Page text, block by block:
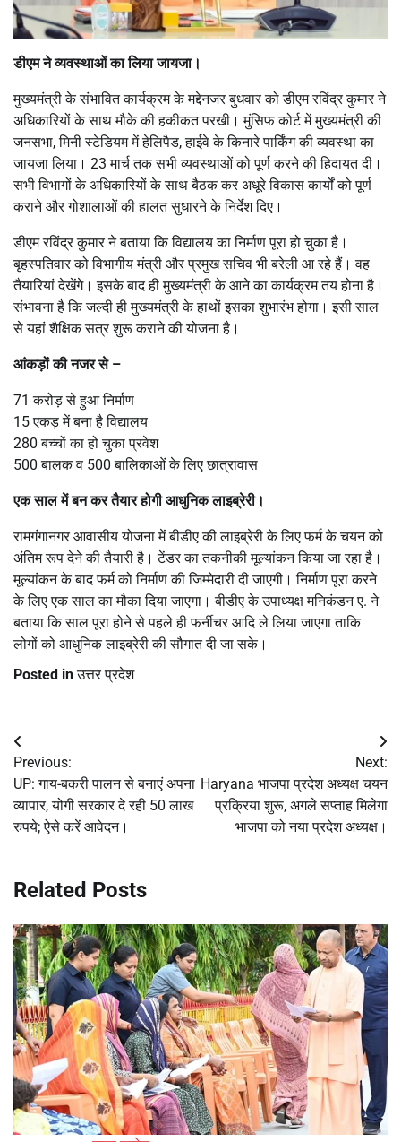
डीएम ने व्यवस्थाओं का लिया जायजा।
मुख्यमंत्री के संभावित कार्यक्रम के मद्देनजर बुधवार को डीएम रविंद्र कुमार ने
अधिकारियों के साथ मौके की हकीकत परखी। मुंसिफ कोर्ट में मुख्यमंत्री की
जनसभा, मिनी स्टेडियम में हेलिपैड, हाईवे के किनारे पार्किंग की व्यवस्था का
जायजा लिया। 23 मार्च तक सभी व्यवस्थाओं को पूर्ण करने की हिदायत दी।
सभी विभागों के अधिकारियों के साथ बैठक कर अधूरे विकास कार्यों को पूर्ण
कराने और गोशालाओं की हालत सुधारने के निर्देश दिए।
डीएम रविंद्र कुमार ने बताया कि विद्यालय का निर्माण पूरा हो चुका है।
बृहस्पतिवार को विभागीय मंत्री और प्रमुख सचिव भी बरेली आ रहे हैं। वह
तैयारियां देखेंगे। इसके बाद ही मुख्यमंत्री के आने का कार्यक्रम तय होना है।
संभावना है कि जल्दी ही मुख्यमंत्री के हाथों इसका शुभारंभ होगा। इसी साल
से यहां शैक्षिक सत्र शुरू कराने की योजना है।
आंकड़ों की नजर से –
71 करोड़ से हुआ निर्माण
15 एकड़ में बना है विद्यालय
280 बच्चों का हो चुका प्रवेश
500 बालक व 500 बालिकाओं के लिए छात्रावास
एक साल में बन कर तैयार होगी आधुनिक लाइब्रेरी।
रामगंगानगर आवासीय योजना में बीडीए की लाइब्रेरी के लिए फर्म के चयन को
अंतिम रूप देने की तैयारी है। टेंडर का तकनीकी मूल्यांकन किया जा रहा है।
मूल्यांकन के बाद फर्म को निर्माण की जिम्मेदारी दी जाएगी। निर्माण पूरा करने
के लिए एक साल का मौका दिया जाएगा। बीडीए के उपाध्यक्ष मनिकंडन ए. ने
बताया कि साल पूरा होने से पहले ही फर्नीचर आदि ले लिया जाएगा ताकि
लोगों को आधुनिक लाइब्रेरी की सौगात दी जा सके।
Posted inउत्तर प्रदेश
Post
navigation
Previous:
UP: गाय-बकरी पालन से बनाएं अपना
व्यापार, योगी सरकार दे रही 50 लाख
रुपये; ऐसे करें आवेदन।
Next:
Haryana भाजपा प्रदेश अध्यक्ष चयन
प्रक्रिया शुरू, अगले सप्ताह मिलेगा
भाजपा को नया प्रदेश अध्यक्ष।
Related Posts